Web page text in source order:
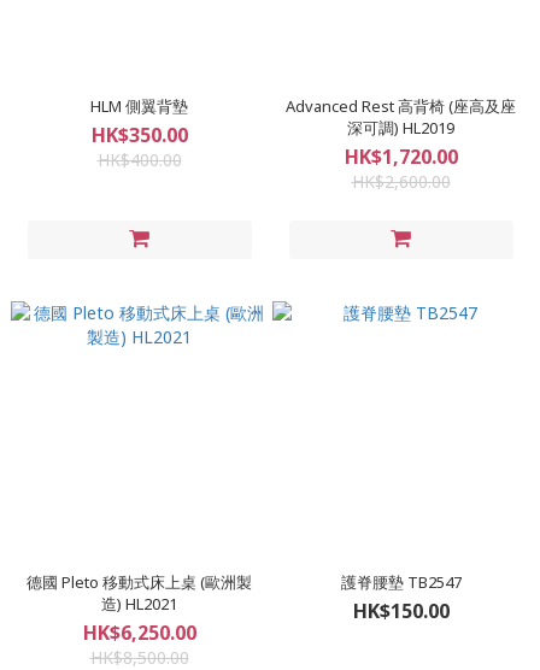
HLM 側翼背墊
HK$350.00
HK$400.00
Advanced Rest 高背椅 (座高及座
深可調) HL2019
HK$1,720.00
HK$2,600.00
德國 Pleto 移動式床上桌 (歐洲製
造) HL2021
HK$6,250.00
HK$8,500.00
護脊腰墊 TB2547
HK$150.00